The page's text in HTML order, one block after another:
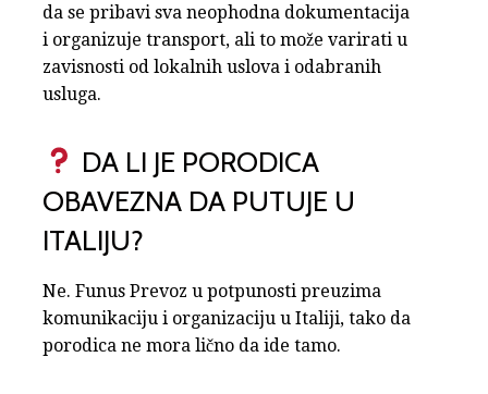
da se pribavi sva neophodna dokumentacija
i organizuje transport, ali to može varirati u
zavisnosti od lokalnih uslova i odabranih
usluga.
DA LI JE PORODICA
OBAVEZNA DA PUTUJE U
ITALIJU?
Ne. Funus Prevoz u potpunosti preuzima
komunikaciju i organizaciju u Italiji, tako da
porodica ne mora lično da ide tamo.